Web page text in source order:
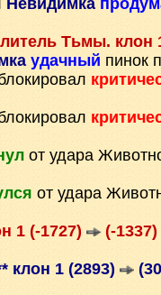
Невидимка
Тьмы. клон
удачный пинок
от удара
от удара
1 (-1727) (-1337)
клон 1 (2893)